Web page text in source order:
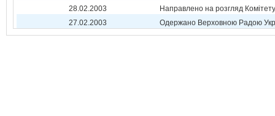
28.02.2003
Направлено на розгляд Комітету
27.02.2003
Одержано Верховною Радою